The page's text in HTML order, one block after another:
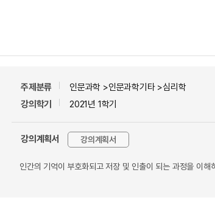
주제분류
인문과학 >인문과학기타 >심리학
강의학기
2021년 1학기
강의계획서 강의계획서
인간의 기억이 부호화되고 저장 및 인출이 되는 과정을 이해